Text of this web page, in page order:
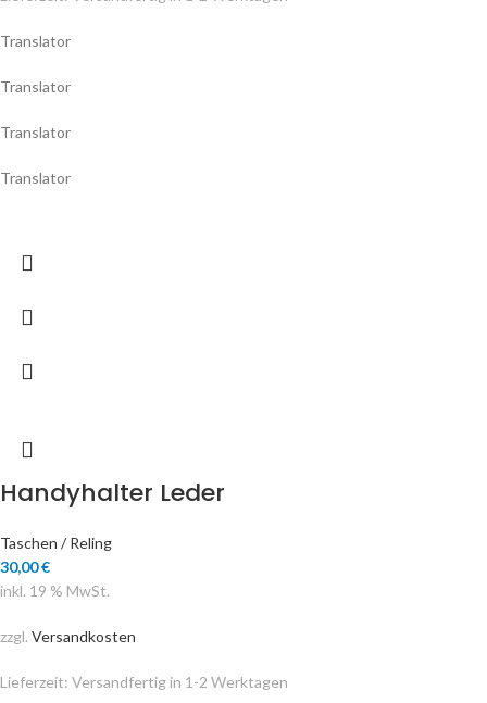
Translator
Translator
Translator
Translator
Handyhalter Leder
Taschen / Reling
30,00€
inkl. 19 % MwSt.
zzgl. Versandkosten
Lieferzeit: Versandfertig in 1-2 Werktagen